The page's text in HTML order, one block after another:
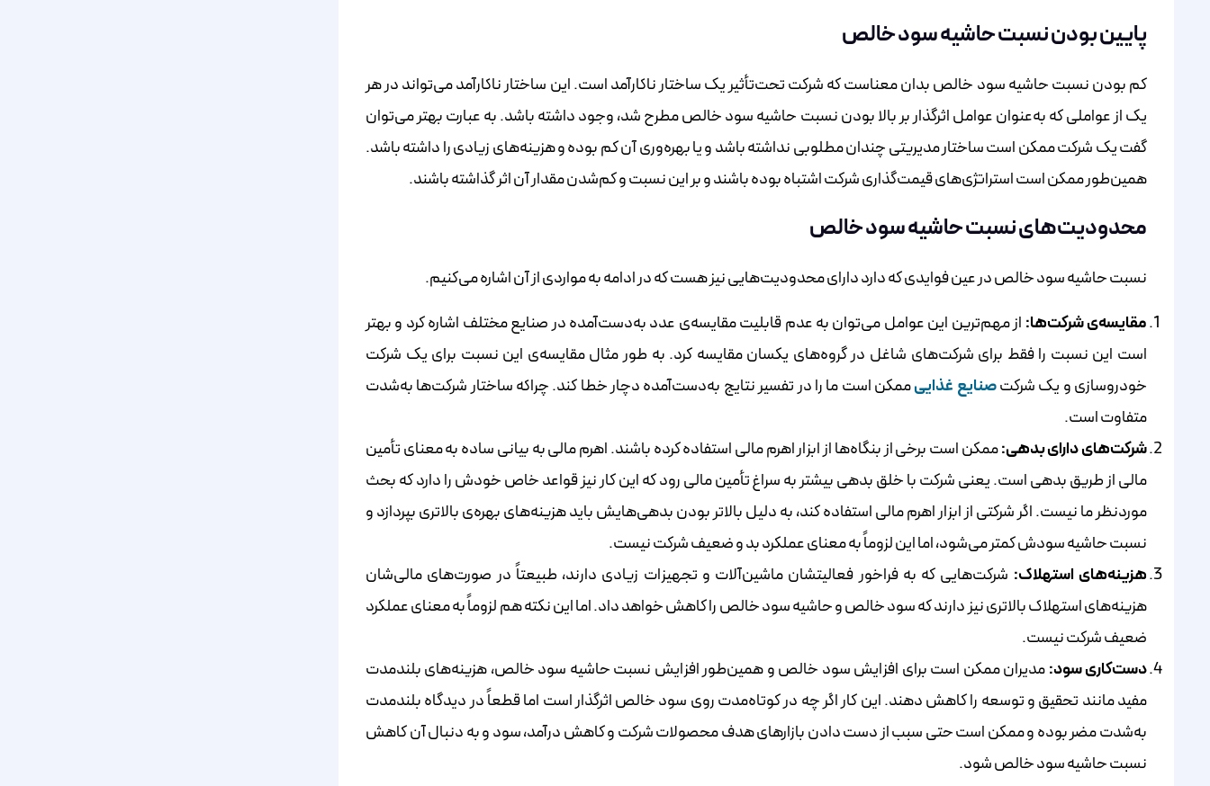
پایین بودن نسبت حاشیه سود خالص
کم بودن نسبت حاشیه سود خالص بدان معناست که شرکت تحت‌تأثیر یک ساختار ناکارآمد است. این ساختار ناکارآمد می‌تواند در هر
یک از عواملی که به‌عنوان عوامل اثرگذار بر بالا بودن نسبت حاشیه سود خالص مطرح شد، وجود داشته باشد. به عبارت بهتر می‌توان
گفت یک شرکت ممکن است ساختار مدیریتی چندان مطلوبی نداشته باشد و یا بهره‌وری آن کم بوده و هزینه‌های زیادی را داشته باشد.
همین‌طور ممکن است استراتژی‌های قیمت‌گذاری شرکت اشتباه بوده باشند و بر این نسبت و کم‌شدن مقدار آن اثر گذاشته باشند.
محدودیت‌های نسبت حاشیه سود خالص
نسبت حاشیه سود خالص در عین فوایدی که دارد دارای محدودیت‌هایی نیز هست که در ادامه به مواردی از آن اشاره می‌کنیم.
مقایسه‌ی شرکت‌ها: از مهم‌ترین این عوامل می‌توان به عدم قابلیت مقایسه‌ی عدد به‌دست‌آمده در صنایع مختلف اشاره کرد و بهتر
است این نسبت را فقط برای شرکت‌های شاغل در گروه‌های یکسان مقایسه کرد. به طور مثال مقایسه‌ی این نسبت برای یک شرکت
خودروسازی و یک شرکتصنایع غذاییممکن است ما را در تفسیر نتایج به‌دست‌آمده دچار خطا کند. چراکه ساختار شرکت‌ها به‌شدت
متفاوت است.
شرکت‌های دارای بدهی:ممکن است برخی از بنگاه‌ها از ابزار اهرم مالی استفاده کرده باشند. اهرم مالی به بیانی ساده به معنای تأمین
مالی از طریق بدهی است. یعنی شرکت با خلق بدهی بیشتر به سراغ تأمین مالی رود که این کار نیز قواعد خاص خودش را دارد که بحث
موردنظر ما نیست. اگر شرکتی از ابزار اهرم مالی استفاده کند، به دلیل بالاتر بودن بدهی‌هایش باید هزینه‌های بهره‌ی بالاتری بپردازد و
نسبت حاشیه سودش کمتر می‌شود، اما این لزوماً به معنای عملکرد بد و ضعیف شرکت نیست.
هزینه‌های استهلاک: شرکت‌هایی که به فراخور فعالیتشان ماشین‌آلات و تجهیزات زیادی دارند، طبیعتاً در صورت‌های مالی‌شان
هزینه‌های استهلاک بالاتری نیز دارند که سود خالص و حاشیه سود خالص را کاهش خواهد داد. اما این نکته هم لزوماً به معنای عملکرد
ضعیف شرکت نیست.
دست‌کاری سود:مدیران ممکن است برای افزایش سود خالص و همین‌طور افزایش نسبت حاشیه سود خالص، هزینه‌های بلندمدت
مفید مانند تحقیق و توسعه را کاهش دهند. این کار اگر چه در کوتاه‌مدت روی سود خالص اثرگذار است اما قطعاً در دیدگاه بلندمدت
به‌شدت مضر بوده و ممکن است حتی سبب از دست‌ دادن بازارهای هدف محصولات شرکت و کاهش درآمد، سود و به دنبال آن کاهش
نسبت حاشیه سود خالص شود.